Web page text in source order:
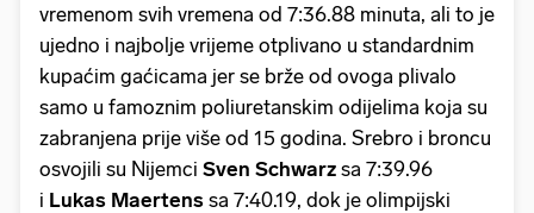
vremenom svih vremena od 7:36.88 minuta, ali to je
ujedno i najbolje vrijeme otplivano u standardnim
kupaćim gaćicama jer se brže od ovoga plivalo
samo u famoznim poliuretanskim odijelima koja su
zabranjena prije više od 15 godina. Srebro i broncu
osvojili su Nijemci Sven Schwarz sa 7:39.96
i Lukas Maertens sa 7:40.19, dok je olimpijski